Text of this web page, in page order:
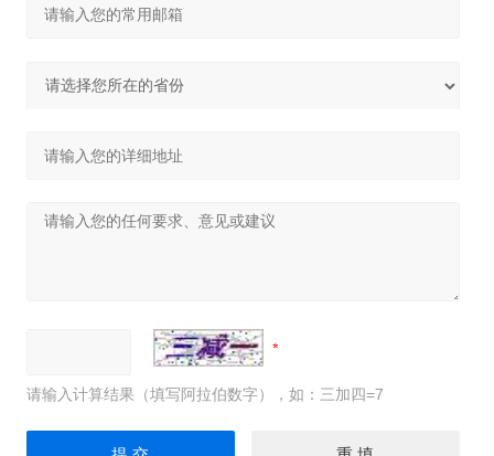
请输入计算结果（填写阿拉伯数字），如：三加四=7